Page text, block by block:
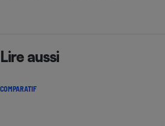
Lire aussi
COMPARATIF